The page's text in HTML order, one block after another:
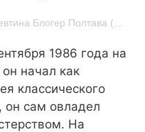
Сообщение, распространенное Алевтина Блогер Полтава (@alevtina_lobach)
1986 года на
начал как
классического
он сам овладел
На